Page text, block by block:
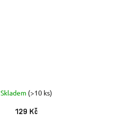
Skladem (>10 ks)
129 Kč